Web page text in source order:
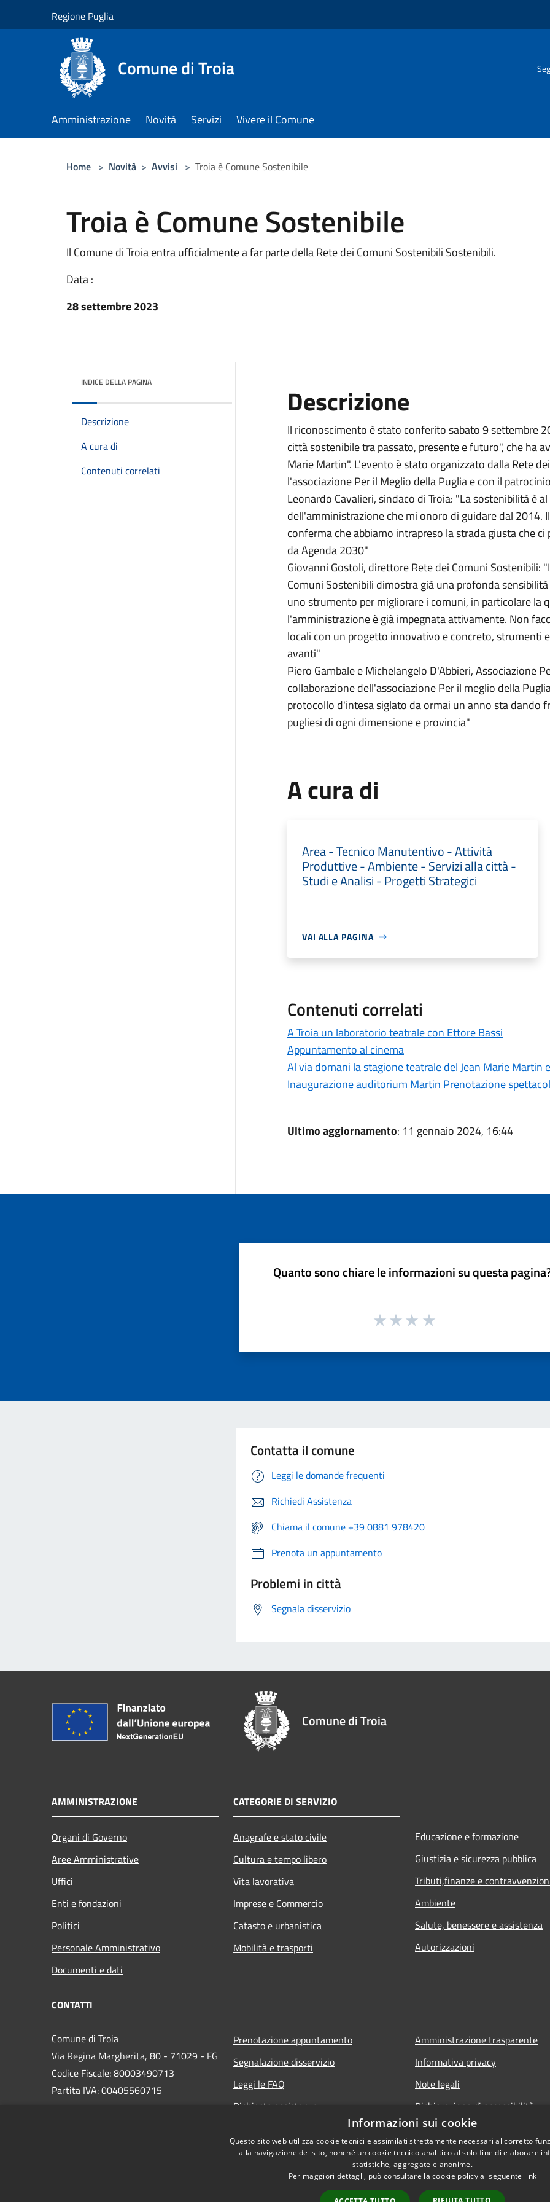
Regione Puglia
Comune di Troia
Amministrazione Novità Servizi Vivere il Comune
Home > Novità > Avvisi > Troia è Comune Sostenibile
Troia è Comune Sostenibile
Il Comune di Troia entra ufficialmente a far parte della Rete dei Comuni Sostenibili Sostenibili.
Data :
28 settembre 2023
INDICE DELLA PAGINA
Descrizione
A cura di
Contenuti correlati
Descrizione
Il riconoscimento è stato conferito sabato 9 settembre
città sostenibile tra passato, presente e futuro", che ha
Marie Martin". L'evento è stato organizzato dalla Rete
l'associazione Per il Meglio della Puglia e con il
Leonardo Cavalieri, sindaco di Troia: "La sostenibilità è
dell'amministrazione che mi onoro di guidare dal 2014.
conferma che abbiamo intrapreso la strada giusta che
da Agenda 2030"
Giovanni Gostoli, direttore Rete dei Comuni Sostenibili:
Comuni Sostenibili dimostra già una profonda
uno strumento per migliorare i comuni, in particolare la
l'amministrazione è già impegnata attivamente. Non
locali con un progetto innovativo e concreto, strumenti
avanti"
Piero Gambale e Michelangelo D'Abbieri, Associazione
collaborazione dell'associazione Per il meglio della
protocollo d'intesa siglato da ormai un anno sta
pugliesi di ogni dimensione e provincia"
A cura di
Area - Tecnico Manutentivo - Attività
Produttive - Ambiente - Servizi alla città -
Studi e Analisi - Progetti Strategici
VAI ALLA PAGINA
Contenuti correlati
A Troia un laboratorio teatrale con Ettore Bassi
Appuntamento al cinema
Al via domani la stagione teatrale del Jean Marie Martin
Inaugurazione auditorium Martin Prenotazione
Ultimo aggiornamento: 11 gennaio 2024, 16:44
Quanto sono chiare le informazioni su questa
Contatta il comune
Leggi le domande frequenti
Richiedi Assistenza
Chiama il comune +39 0881 978420
Prenota un appuntamento
Problemi in città
Segnala disservizio
Comune di Troia
AMMINISTRAZIONE
Organi di Governo
Aree Amministrative
Uffici
Enti e fondazioni
Politici
Personale Amministrativo
Documenti e dati
CATEGORIE DI SERVIZIO
Anagrafe e stato civile
Cultura e tempo libero
Vita lavorativa
Imprese e Commercio
Catasto e urbanistica
Mobilità e trasporti
Educazione e formazione
Giustizia e sicurezza pubblica
Tributi,finanze e
Ambiente
Salute, benessere e assistenza
Autorizzazioni
CONTATTI
Comune di Troia
Via Regina Margherita, 80 - 71029 - FG
Codice Fiscale: 80003490713
Partita IVA: 00405560715
Prenotazione appuntamento
Segnalazione disservizio
Leggi le FAQ
Richiesta assistenza
Amministrazione trasparente
Informativa privacy
Note legali
Dichiarazione di accessibilità
Informazioni sui cookie
Questo sito web utilizza cookie tecnici e assimilati strettamente necessari al corretto
alla navigazione del sito, nonché un cookie tecnico analitico al solo fine di elaborare
statistiche, aggregate e anonime.
Per maggiori dettagli, può consultare la cookie policy al seguente link